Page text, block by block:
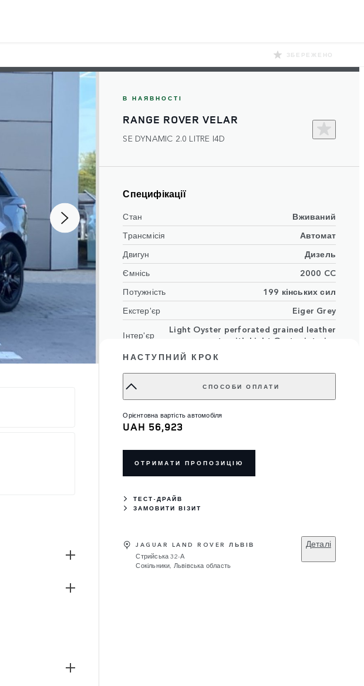
ЗБЕРЕЖЕНО
В НАЯВНОСТІ
RANGE ROVER VELAR
SE DYNAMIC 2.0 LITRE I4D​
Специфікації
Стан
Вживаний
Трансмісія
Автомат
Двигун
Дизель
Ємнісь
2000 CC
Потужність
199 кінських сил
Екстер'єр
Eiger Grey
Інтер'єр
Light Oyster perforated grained leather
seats with Light Oyster interior
ВІН номер
Номер замовлення
16547796
НАСТУПНИЙ КРОК
СПОСОБИ ОПЛАТИ
орієнтовна вартість автомобіля
UAH 56,923
ОТРИМАТИ ПРОПОЗИЦІЮ
ТЕСТ-ДРАЙВ
ЗАМОВИТИ ВІЗИТ
JAGUAR LAND ROVER ЛЬВІВ
Стрийська 32-А
Сокільники, Львівська область
Деталі